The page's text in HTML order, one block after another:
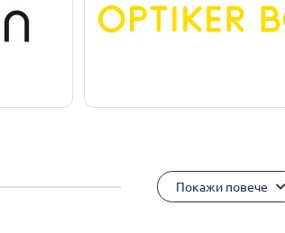
Покажи повече